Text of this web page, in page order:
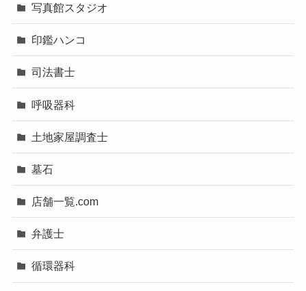
写真館スタジオ
印鑑ハンコ
司法書士
呼吸器科
土地家屋調査士
墓石
店舗一覧.com
弁護士
循環器科